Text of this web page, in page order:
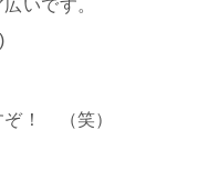
いです。
ぞ！ （笑）